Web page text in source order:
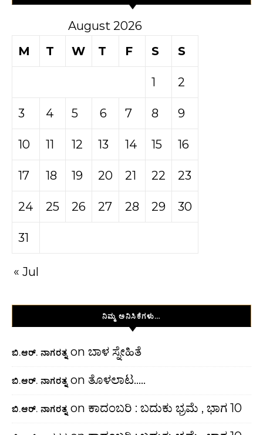
August 2026
M
T W T F S S
1 2
3 4 5 6 7 8 9
10 11 12 13 14 15 16
17 18 19 20 21 22 23
24 25 26 27 28 29 30
31
« Jul
ನಿಮ್ಮ ಅನಿಸಿಕೆಗಳು…
ಬಿ.ಆರ್. ನಾಗರತ್ನ on ಬಾಳ ಸ್ನೇಹಿತೆ
ಬಿ.ಆರ್. ನಾಗರತ್ನ on ತೊಳಲಾಟ…..
ಬಿ.ಆರ್. ನಾಗರತ್ನ on ಕಾದಂಬರಿ : ಬದುಕು ಭ್ರಮೆ , ಭಾಗ 10